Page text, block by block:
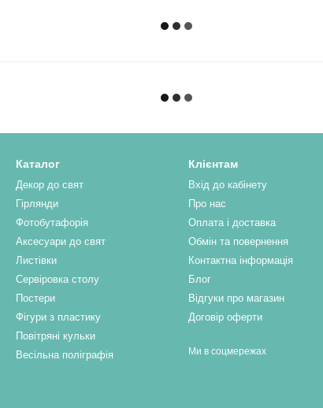
Каталог
Декор до свят
Гірлянди
Фотобутафорія
Аксесуари до свят
Листівки
Сервіровка столу
Постери
Фігури з пластику
Повітряні кульки
Весільна поліграфія
Клієнтам
Вхід до кабінету
Про нас
Оплата і доставка
Обмін та повернення
Контактна інформація
Блог
Відгуки про магазин
Договір оферти
Ми в соцмережах